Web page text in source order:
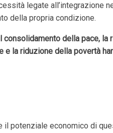
legate all’integrazione
della propria condizione.
della pace, la
la riduzione della povertà
il potenziale economico di